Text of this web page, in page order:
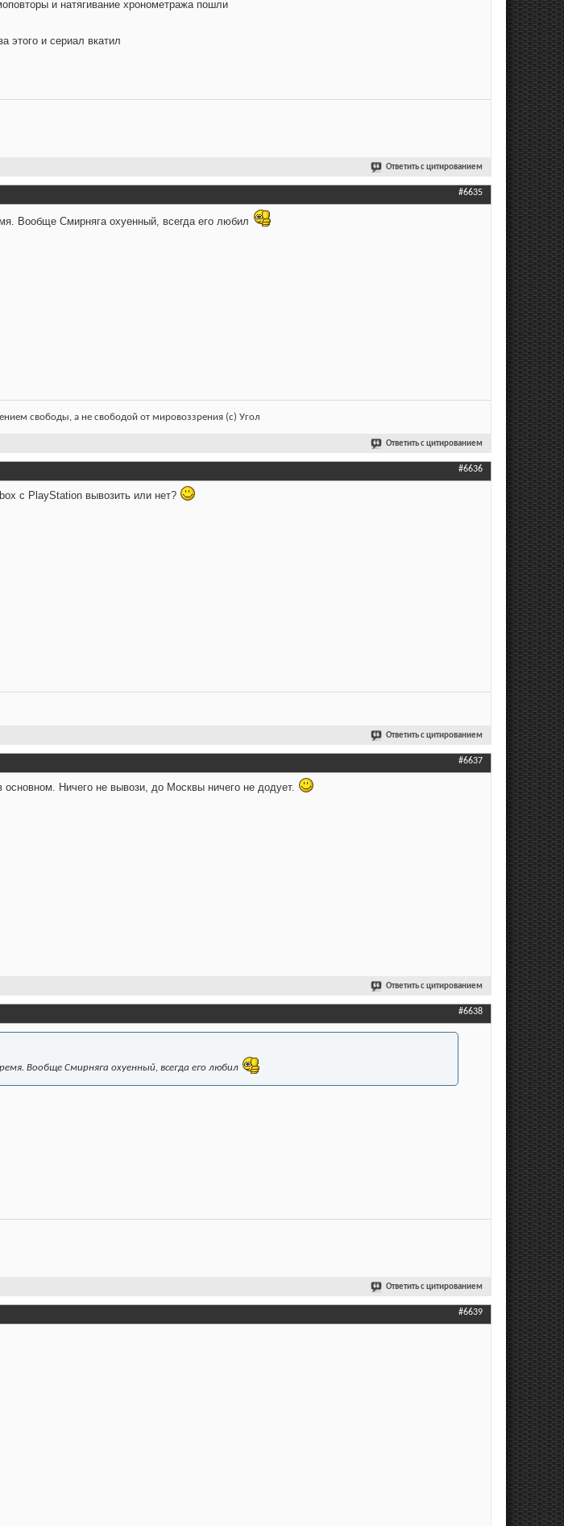
и натягивание хронометража пошли
этого и сериал вкатил
Ответить с цитированием
#6635
Вообще Смирняга охуенный, всегда его любил
свободы, а не свободой от мировоззрения (с) Угол
Ответить с цитированием
#6636
с PlayStation вывозить или нет?
Ответить с цитированием
#6637
Ничего не вывози, до Москвы ничего не додует.
Ответить с цитированием
#6638
Вообще Смирняга охуенный, всегда его любил
Ответить с цитированием
#6639